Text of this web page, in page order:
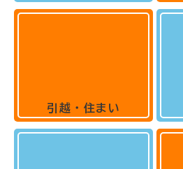
引越・住まい